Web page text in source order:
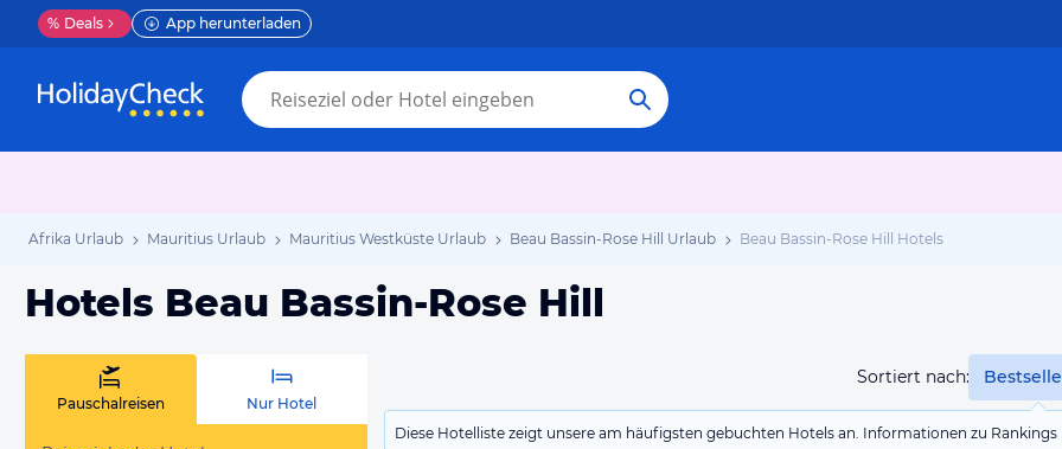
% Deals App herunterladen
Afrika Urlaub Mauritius Urlaub Mauritius Westküste Urlaub Beau Bassin-Rose Hill Urlaub Beau Bassin-Rose Hill Hotels
Hotels Beau Bassin-Rose Hill
Sortiert nach:
Diese Hotelliste zeigt unsere am häufigsten gebuchten Hotels an. Informationen zu
Pauschalreisen Nur Hotel